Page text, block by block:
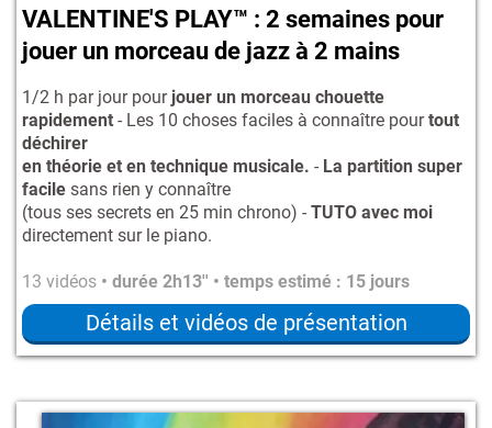
VALENTINE'S PLAY™ : 2 semaines pour
jouer un morceau de jazz à 2 mains
1/2 h par jour pourjouer un morceau chouette
rapidement - Les 10 choses faciles à connaître pourtout
déchirer
en théorie et en technique musicale. - La partition super
facile sans rien y connaître
(tous ses secrets en 25 min chrono) - TUTO avec moi
directement sur le piano.
13 vidéos • durée 2h13'' • temps estimé : 15 jours
Détails et vidéos de présentation